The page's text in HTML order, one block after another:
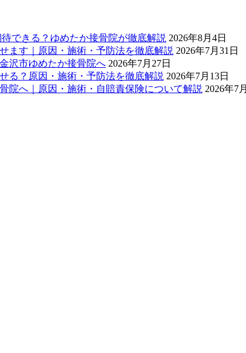
できる？ゆめたか接骨院が徹底解説 2026年8月4日
ます｜原因・施術・予防法を徹底解説 2026年7月31日
沢市ゆめたか接骨院へ 2026年7月27日
る？原因・施術・予防法を徹底解説 2026年7月13日
院へ｜原因・施術・自賠責保険について解説 2026年7